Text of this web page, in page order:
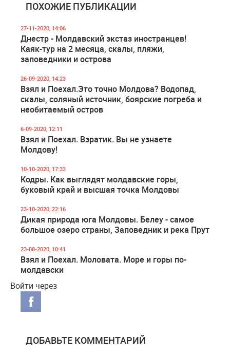
ПОХОЖИЕ ПУБЛИКАЦИИ
27-11-2020, 14:06
Днестр - Молдавский экстаз иностранцев!
Каяк-тур на 2 месяца, скалы, пляжи,
заповедники и острова
26-09-2020, 14:23
Взял и Поехал.Это точно Молдова? Водопад,
скалы, соляный источник, боярские погреба и
необитаемый остров
6-09-2020, 12:11
Взял и Поехал. Вэратик. Вы не узнаете
Молдову!
10-10-2020, 17:33
Кодры. Как выглядят молдавские горы,
буковый край и высшая точка Молдовы
23-10-2020, 22:16
Дикая природа юга Молдовы. Белеу - самое
большое озеро страны, Заповедник и река Прут
23-08-2020, 10:41
Взял и Поехал. Моловата. Море и горы по-
молдавски
Войти через
ДОБАВЬТЕ КОММЕНТАРИЙ